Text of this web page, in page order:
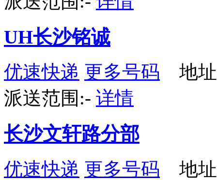
UH长沙铭诚
优速快递 更多号码 地址
派送范围:- 详情
长沙文轩路分部
优速快递 更多号码 地址